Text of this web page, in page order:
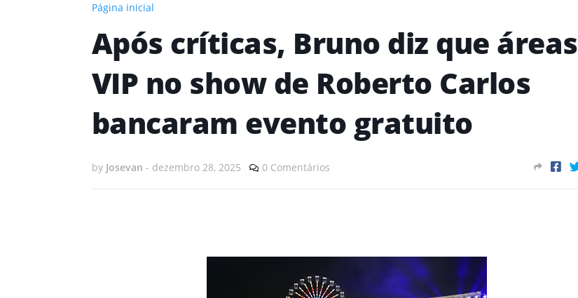
Página inicial
Após críticas, Bruno diz que áreas
VIP no show de Roberto Carlos
bancaram evento gratuito
by Josevan - dezembro 28, 2025 0 Comentários